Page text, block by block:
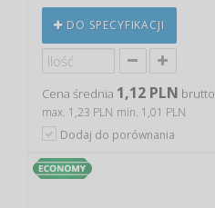
DO SPECYFIKACJI
Cena średnia 1,12 PLN brutto
max. 1,23 PLN min. 1,01 PLN
Dodaj do porównania